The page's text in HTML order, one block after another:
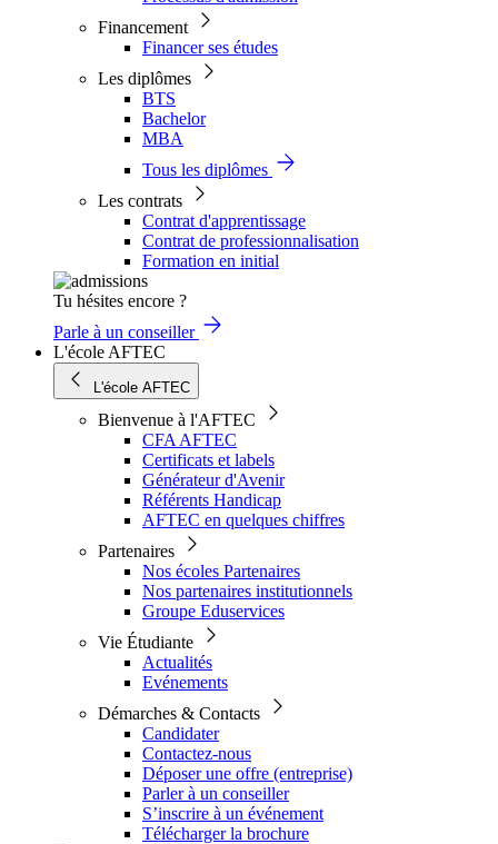
Financement
Financer ses études
Les diplômes
BTS
Bachelor
MBA
Tous les diplômes
Les contrats
Contrat d'apprentissage
Contrat de professionnalisation
Formation en initial
Tu hésites encore ?
Parle à un conseiller
L'école AFTEC
L'école AFTEC
Bienvenue à l'AFTEC
CFA AFTEC
Certificats et labels
Générateur d'Avenir
Référents Handicap
AFTEC en quelques chiffres
Partenaires
Nos écoles Partenaires
Nos partenaires institutionnels
Groupe Eduservices
Vie Étudiante
Actualités
Evénements
Démarches & Contacts
Candidater
Contactez-nous
Déposer une offre (entreprise)
Parler à un conseiller
S’inscrire à un événement
Télécharger la brochure